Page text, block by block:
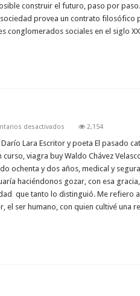
construir el futuro, paso por
provea un contrato filosófico
conglomerados sociales en el siglo
desactivadosen
de
Waldo
Chávez
Velasco
2,154
Lara Escritor y poeta El pasado
curso, viagra buy Waldo Chávez
ochenta y dos años, medical y
haciéndonos gozar, con esa
que tanto lo distinguió. Me refiero
el ser humano, con quien cultivé una